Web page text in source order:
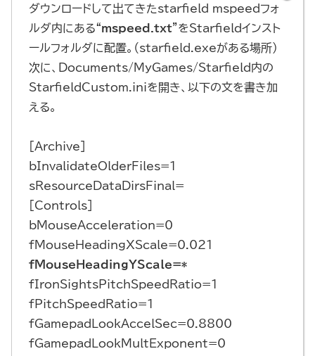
ダウンロードして出てきたstarfield_mspeedフォ
ルダ内にある“mspeed.txt”をStarfieldインスト
ールフォルダに配置。（starfield.exeがある場所）
次に、Documents/MyGames/Starfield内の
StarfieldCustom.iniを開き、以下の文を書き加
える。
[Archive]
bInvalidateOlderFiles=1
sResourceDataDirsFinal=
[Controls]
bMouseAcceleration=0
fMouseHeadingXScale=0.021
fMouseHeadingYScale=*
fIronSightsPitchSpeedRatio=1
fPitchSpeedRatio=1
fGamepadLookAccelSec=0.8800
fGamepadLookMultExponent=0